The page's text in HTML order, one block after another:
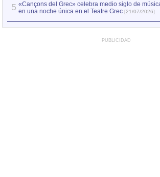
5 «Cançons del Grec» celebra medio siglo de
en una noche única en el Teatre Grec [21/07/2026]
PUBLICIDAD